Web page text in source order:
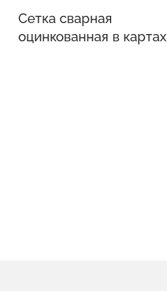
Сетка сварная
оцинкованная в картах